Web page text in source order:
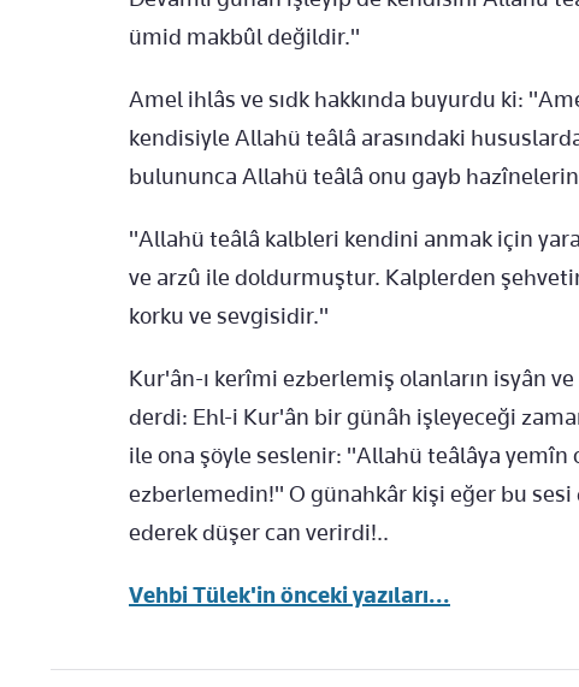
ümid makbûl değildir."
Amel ihlâs ve sıdk hakkında buyurdu ki:
kendisiyle Allahü teâlâ arasındaki
bulununca Allahü teâlâ onu gayb
"Allahü teâlâ kalbleri kendini anmak için
ve arzû ile doldurmuştur. Kalplerden
korku ve sevgisidir."
Kur'ân-ı kerîmi ezberlemiş olanların isyân
derdi: Ehl-i Kur'ân bir günâh işleyeceği
ile ona şöyle seslenir: "Allahü teâlâya yemîn
ezberlemedin!" O günahkâr kişi eğer bu
ederek düşer can verirdi!..
Vehbi Tülek'in önceki yazıları...